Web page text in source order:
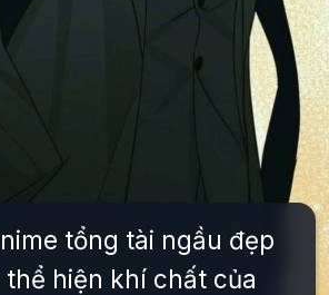
tổng tài ngầu đẹp
thể hiện khí chất của